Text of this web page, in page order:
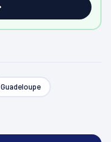
Guadeloupe